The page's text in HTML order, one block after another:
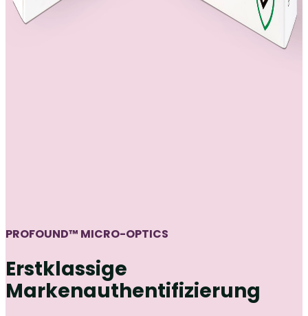
PROFOUND™ MICRO-OPTICS
Erstklassige
Markenauthentifizierung